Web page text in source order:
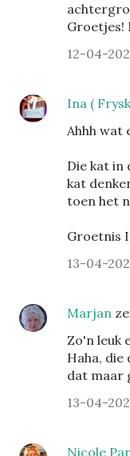
Groetjes!
12-04-
Ina (
Ahhh wat
Die kat in
kat
toen het
Groetnis
13-04-
Marjan
Zo'n leuk
Haha, die
dat maar
13-04-
Nicole